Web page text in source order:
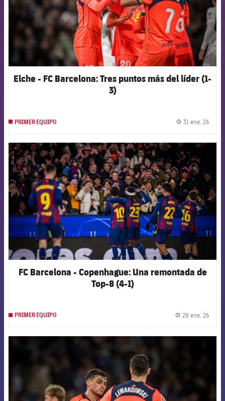
Elche - FC Barcelona: Tres puntos más del líder (1-
3)
PRIMER EQUIPO 31 ene. 26
FCB Barcelona badge
FC Barcelona - Copenhague: Una remontada de
Top-8 (4-1)
PRIMER EQUIPO 28 ene. 26